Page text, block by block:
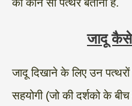
जादू
जादू दिखाने के लिए उन
सहयोगी (जो की दर्शको के